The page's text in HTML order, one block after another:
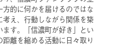
的に何かを届けるのではな
え、行動しながら関係を築
す。「信濃町が好き」とい
離を縮める活動に日々取り